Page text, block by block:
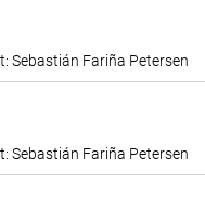
Sebastián Fariña Petersen
Sebastián Fariña Petersen